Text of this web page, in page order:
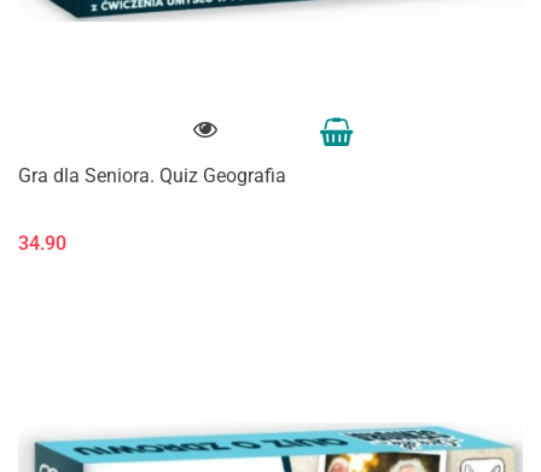
Gra dla Seniora. Quiz Geografia
34.90